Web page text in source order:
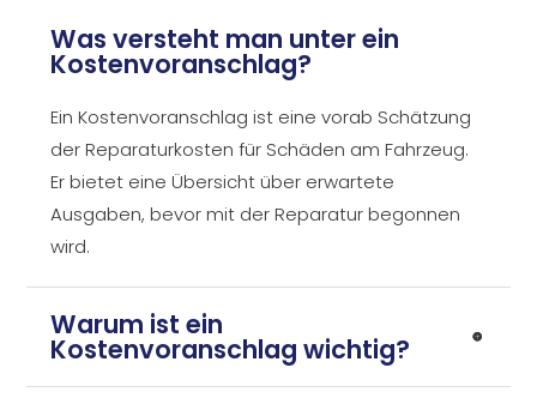
Was versteht man unter ein
Kostenvoranschlag?
Ein Kostenvoranschlag ist eine vorab Schätzung
der Reparaturkosten für Schäden am Fahrzeug.
Er bietet eine Übersicht über erwartete
Ausgaben, bevor mit der Reparatur begonnen
wird.
Warum ist ein
Kostenvoranschlag wichtig?